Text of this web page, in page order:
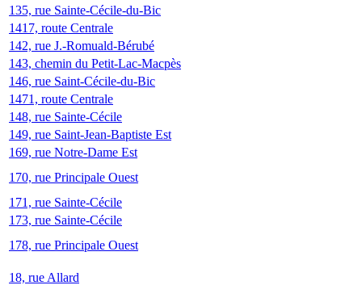
135, rue Sainte-Cécile-du-Bic
1417, route Centrale
142, rue J.-Romuald-Bérubé
143, chemin du Petit-Lac-Macpès
146, rue Saint-Cécile-du-Bic
1471, route Centrale
148, rue Sainte-Cécile
149, rue Saint-Jean-Baptiste Est
169, rue Notre-Dame Est
170, rue Principale Ouest
171, rue Sainte-Cécile
173, rue Sainte-Cécile
178, rue Principale Ouest
18, rue Allard